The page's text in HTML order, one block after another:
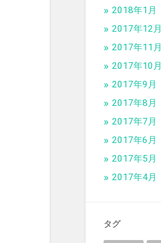
2018年1月
2017年12月
2017年11月
2017年10月
2017年9月
2017年8月
2017年7月
2017年6月
2017年5月
2017年4月
タグ